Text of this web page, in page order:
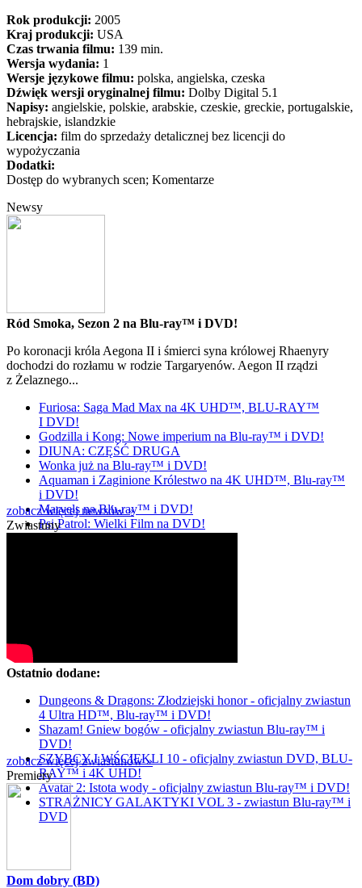
Rok produkcji: 2005
Kraj produkcji: USA
Czas trwania filmu: 139 min.
Wersja wydania: 1
Wersje językowe filmu: polska, angielska, czeska
Dźwięk wersji oryginalnej filmu: Dolby Digital 5.1
Napisy: angielskie, polskie, arabskie, czeskie, greckie, portugalskie,
hebrajskie, islandzkie
Licencja: film do sprzedaży detalicznej bez licencji do
wypożyczania
Dodatki:
Dostęp do wybranych scen; Komentarze
Newsy
Ród Smoka, Sezon 2 na Blu-ray™ i DVD!
Po koronacji króla Aegona II i śmierci syna królowej Rhaenyry
dochodzi do rozłamu w rodzie Targaryenów. Aegon II rządzi
z Żelaznego...
Furiosa: Saga Mad Max na 4K UHD™, BLU-RAY™
I DVD!
Godzilla i Kong: Nowe imperium na Blu-ray™ i DVD!
DIUNA: CZĘŚĆ DRUGA
Wonka już na Blu-ray™ i DVD!
Aquaman i Zaginione Królestwo na 4K UHD™, Blu-ray™
i DVD!
Marvels na Blu-ray™ i DVD!
Psi Patrol: Wielki Film na DVD!
zobacz więcej newsów »
Zwiastuny
Ostatnio dodane:
Dungeons & Dragons: Złodziejski honor - oficjalny zwiastun
4 Ultra HD™, Blu-ray™ i DVD!
Shazam! Gniew bogów - oficjalny zwiastun Blu-ray™ i
DVD!
SZYBCY I WŚCIEKLI 10 - oficjalny zwiastun DVD, BLU-
RAY™ i 4K UHD!
Avatar 2: Istota wody - oficjalny zwiastun Blu-ray™ i DVD!
STRAŻNICY GALAKTYKI VOL 3 - zwiastun Blu-ray™ i
DVD
zobacz więcej zwiastunów »
Premiery
Dom dobry (BD)